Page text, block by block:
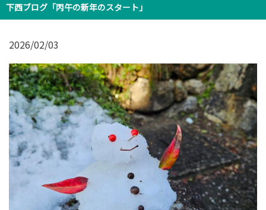
下西ブログ「丙午の新年のスタート」
2026/02/03